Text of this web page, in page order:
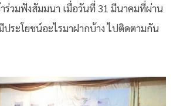
ร่วมฟังสัมมนา เมื่อวันที่ 31 มีนาคมที่ผ่าน
ประโยชน์อะไรมาฝากบ้าง ไปติดตามกัน